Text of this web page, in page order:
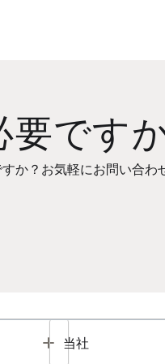
要です
か？お気軽にお問い合わ
Toggle
当社